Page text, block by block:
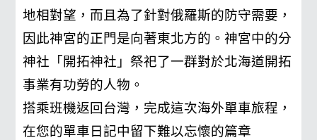
地相對望，而且為了針對俄羅斯的防守需要，
因此神宮的正門是向著東北方的。神宮中的分
神社「開拓神社」祭祀了一群對於北海道開拓
事業有功勞的人物。
搭乘班機返回台灣，完成這次海外單車旅程，
在您的單車日記中留下難以忘懷的篇章